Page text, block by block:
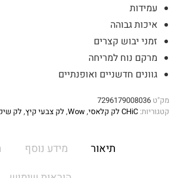
עמידות
איכות גבוהה
זמני יבוש קצרים
מרקם נוח למריחה
גוונים חדשניים ואופנתיים
מק"ט 7296179008036
קטגוריות: CHiC לק קלאסי ,
Wow
,לק צבעי קיץ,לק
תיאור מידע נוסף